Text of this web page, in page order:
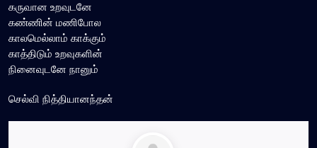
கருவான உறவுடனே
கண்ணின் மணிபோல
காலமெல்லாம் காக்கும்
காத்திடும் உறவுகளின்
நினைவுடனே நானும்
செல்வி நித்தியானந்தன்